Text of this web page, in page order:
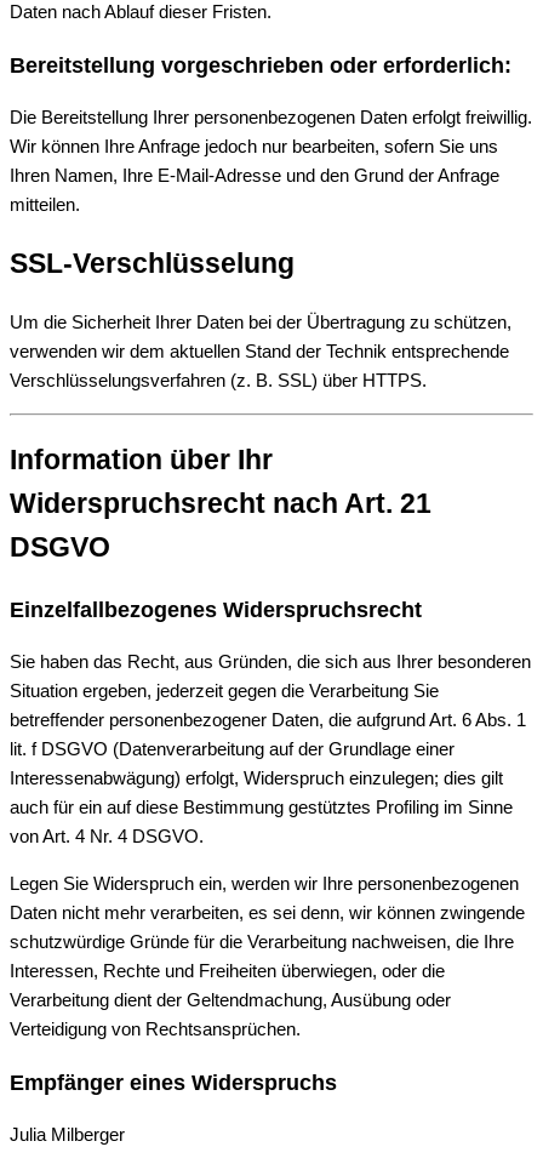
Daten nach Ablauf dieser Fristen.
Bereitstellung vorgeschrieben oder erforderlich:
Die Bereitstellung Ihrer personenbezogenen Daten erfolgt freiwillig.
Wir können Ihre Anfrage jedoch nur bearbeiten, sofern Sie uns
Ihren Namen, Ihre E-Mail-Adresse und den Grund der Anfrage
mitteilen.
SSL-Verschlüsselung
Um die Sicherheit Ihrer Daten bei der Übertragung zu schützen,
verwenden wir dem aktuellen Stand der Technik entsprechende
Verschlüsselungsverfahren (z. B. SSL) über HTTPS.
Information über Ihr
Widerspruchsrecht nach Art. 21
DSGVO
Einzelfallbezogenes Widerspruchsrecht
Sie haben das Recht, aus Gründen, die sich aus Ihrer besonderen
Situation ergeben, jederzeit gegen die Verarbeitung Sie
betreffender personenbezogener Daten, die aufgrund Art. 6 Abs. 1
lit. f DSGVO (Datenverarbeitung auf der Grundlage einer
Interessenabwägung) erfolgt, Widerspruch einzulegen; dies gilt
auch für ein auf diese Bestimmung gestütztes Profiling im Sinne
von Art. 4 Nr. 4 DSGVO.
Legen Sie Widerspruch ein, werden wir Ihre personenbezogenen
Daten nicht mehr verarbeiten, es sei denn, wir können zwingende
schutzwürdige Gründe für die Verarbeitung nachweisen, die Ihre
Interessen, Rechte und Freiheiten überwiegen, oder die
Verarbeitung dient der Geltendmachung, Ausübung oder
Verteidigung von Rechtsansprüchen.
Empfänger eines Widerspruchs
Julia Milberger